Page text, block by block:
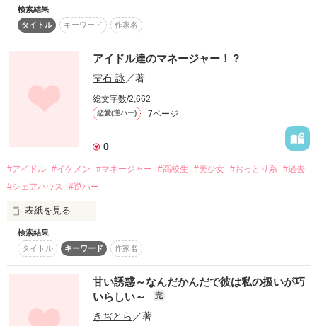
編集部よりおすすめで
掲載していただきました。
ありがとうございます。
作品を読む
【あらすじ】
「お前を愛することはない」
ミケーレ第一王子は婚約者であるロミルダ・モンターニャ侯爵
令嬢に言い放った。
その上ロミルダには、ミケーレ王子を消そうとしたなどとい
う、いわれなき冤罪がかけられる。国王からの沙汰を待つ間、
ロミルダは一匹の猫を拾った。猫はロミルダによくなつき、彼
ういうわけか義母と義妹が真犯人として連行されていった。さ
らに「愛することはない」と言っていたミケーレ第一王子の態
た。
作品を読む
検索結果
タイトル
キーワード 作家名
アイドル達のマネージャー！？
雫石 詠 ／著
総文字数/2,662
恋愛(逆ハー) 7ページ
0
#アイドル #イケメン #マネージャー #高校生 #美少女 #おっとり系 #過去
#シェアハウス
#逆ハー
表紙を見る
           お母さんに突然言われた
検索結果
タイトル
キーワード 作家名
甘い誘惑～なんだかんだで彼は私の扱いが巧
いらしい～
完
きぢとら ／著